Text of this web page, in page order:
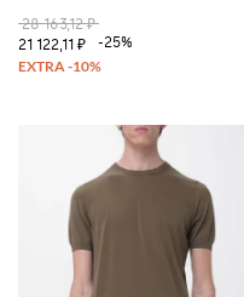
28 163,12 ₽
21 122,11 ₽
-25%